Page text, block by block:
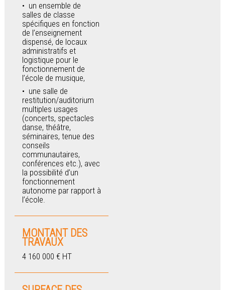
un ensemble de
salles de classe
spécifiques en fonction
de l’enseignement
dispensé, de locaux
administratifs et
logistique pour le
fonctionnement de
l’école de musique,
une salle de
restitution/auditorium
multiples usages
(concerts, spectacles
danse, théâtre,
séminaires, tenue des
conseils
communautaires,
conférences etc.), avec
la possibilité d’un
fonctionnement
autonome par rapport à
l’école.
MONTANT DES
TRAVAUX
4 160 000 € HT